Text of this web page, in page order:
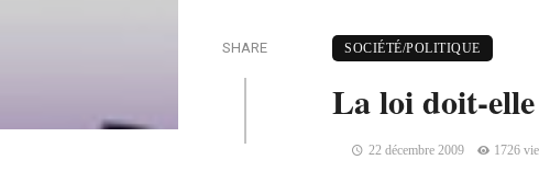
SHARE SOCIÉTÉ/POLITIQUE
La loi doit-elle
22 décembre 2009 1726